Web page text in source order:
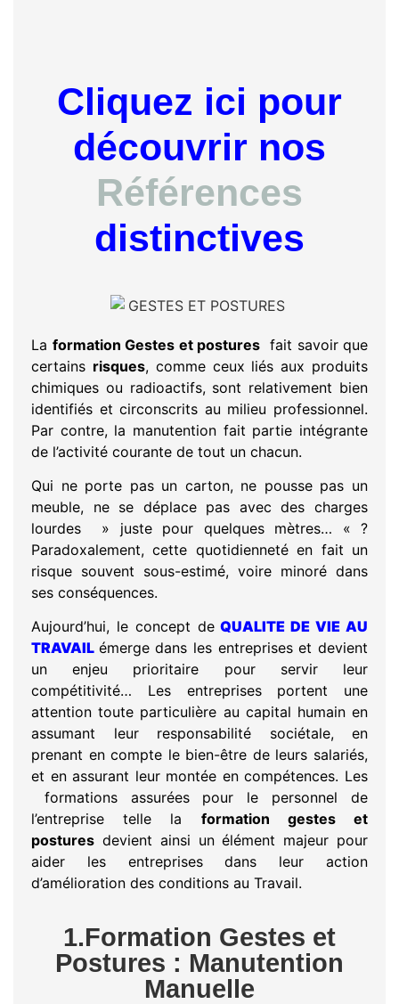
Cliquez ici pour
découvrir nos
Références
distinctives
La formation Gestes et postures fait savoir que
certains risques, comme ceux liés aux produits
chimiques ou radioactifs, sont relativement bien
identifiés et circonscrits au milieu professionnel.
Par contre, la manutention fait partie intégrante
de l’activité courante de tout un chacun.
Qui ne porte pas un carton, ne pousse pas un
meuble, ne se déplace pas avec des charges
lourdes » juste pour quelques mètres… « ?
Paradoxalement, cette quotidienneté en fait un
risque souvent sous-estimé, voire minoré dans
ses conséquences.
Aujourd’hui, le concept de QUALITE DE VIE AU
TRAVAIL émerge dans les entreprises et devient
un enjeu prioritaire pour servir leur
compétitivité… Les entreprises portent une
attention toute particulière au capital humain en
assumant leur responsabilité sociétale, en
prenant en compte le bien-être de leurs salariés,
et en assurant leur montée en compétences. Les
formations assurées pour le personnel de
l’entreprise telle la formation gestes et
postures devient ainsi un élément majeur pour
aider les entreprises dans leur action
d’amélioration des conditions au Travail.
1.Formation Gestes et
Postures : Manutention
Manuelle